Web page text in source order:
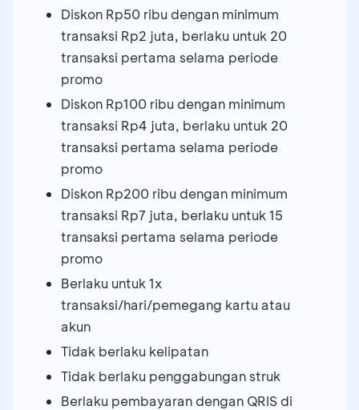
Diskon Rp50 ribu dengan minimum
transaksi Rp2 juta, berlaku untuk 20
transaksi pertama selama periode
promo
Diskon Rp100 ribu dengan minimum
transaksi Rp4 juta, berlaku untuk 20
transaksi pertama selama periode
promo
Diskon Rp200 ribu dengan minimum
transaksi Rp7 juta, berlaku untuk 15
transaksi pertama selama periode
promo
Berlaku untuk 1x
transaksi/hari/pemegang kartu atau
akun
Tidak berlaku kelipatan
Tidak berlaku penggabungan struk
Berlaku pembayaran dengan QRIS di